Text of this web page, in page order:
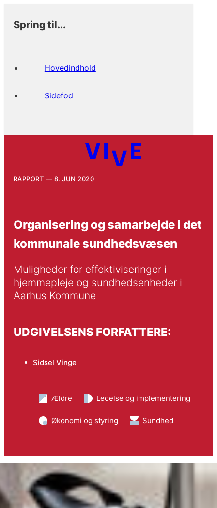
Spring til...
Hovedindhold
Sidefod
RAPPORT 8. JUN 2020
Organisering og samarbejde i det
kommunale sundhedsvæsen
Muligheder for effektiviseringer i
hjemmepleje og sundhedsenheder i
Aarhus Kommune
UDGIVELSENS FORFATTERE:
Sidsel Vinge
Ældre Ledelse og implementering
Økonomi og styring Sundhed